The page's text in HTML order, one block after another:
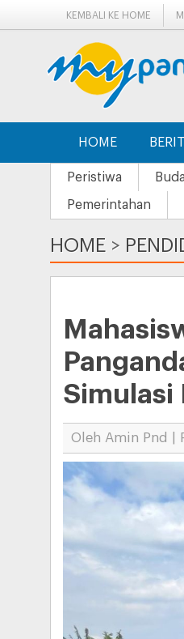
KEMBALI KE HOME
HOME
Peristiwa
Pemerintahan
HOME >
Simulasi
Oleh Amin Pnd |